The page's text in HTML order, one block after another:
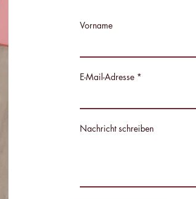
Vorname
E-Mail-Adresse
Nachricht schreiben